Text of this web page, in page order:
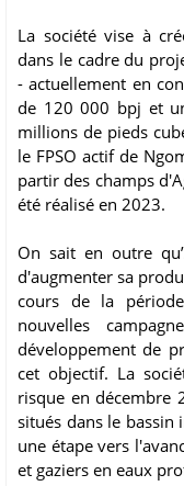
La société vise à
dans le cadre du
- actuellement en
de 120 000 bpj et
millions de pieds
le FPSO actif de
partir des champs
été réalisé en 2023.
On sait en outre
d'augmenter sa
cours de la
nouvelles
développement de
cet objectif. La
risque en
situés dans le bassin
une étape vers
et gaziers en eaux